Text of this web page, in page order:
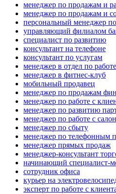
менеджер по продажам и
менеджер по продажам и
персональный менеджер
управляющий филиалом
специалист по развитию
консультант на телефоне
консультант по услугам
менеджер в отдел по
менеджер в фитнес-клуб
мобильный продавец
менеджер по продажам
менеджер по работе с
менеджер по развитию
менеджер по работе с
менеджер по сбыту
менеджер по телефонным
менеджер прямых продаж
менеджер-консультант
начинающий специалист-
сотрудник офиса
курьер на
эксперт по работе с